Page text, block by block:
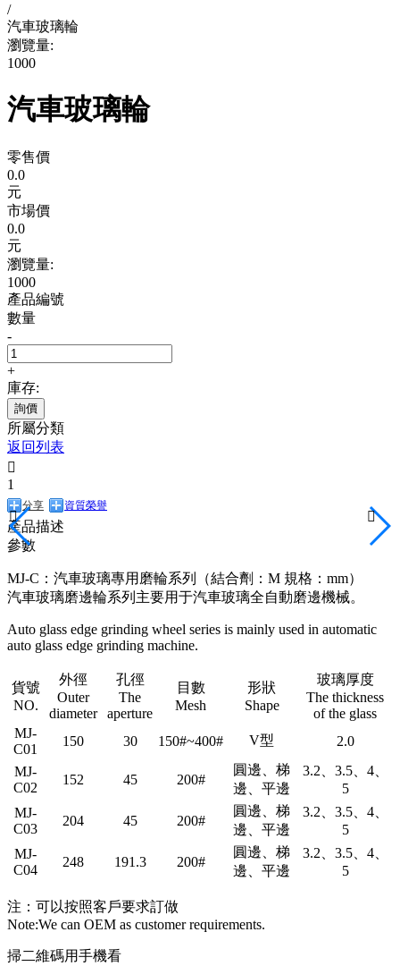
/
汽車玻璃輪
瀏覽量:
1000
汽車玻璃輪
零售價
0.0
元
市場價
0.0
元
瀏覽量:
1000
產品編號
數量
-
+
庫存:
詢價
所屬分類
返回列表

1
分享 資質榮譽
產品描述
參數
MJ-C：汽車玻璃專用磨輪系列（結合劑：M 規格：mm）
汽車玻璃磨邊輪系列主要用于汽車玻璃全自動磨邊機械。
Auto glass edge grinding wheel series is mainly used in automatic
auto glass edge grinding machine.
貨號
NO.
外徑
Outer
diameter
孔徑
The
aperture
目數
Mesh
形狀
Shape
玻璃厚度
The thickness
of the glass
MJ-
C01
150 30 150#~400# V型
2.0
MJ-
C02
152 45 200#
圓邊、梯
邊、平邊
3.2、3.5、4、
5
MJ-
C03
204 45 200#
圓邊、梯
邊、平邊
3.2、3.5、4、
5
MJ-
C04
248 191.3 200#
圓邊、梯
邊、平邊
3.2、3.5、4、
5
注：可以按照客戶要求訂做
Note:We can OEM as customer requirements.
掃二維碼用手機看
 